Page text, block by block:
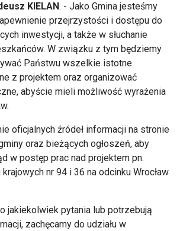
KIELAN. - Jako Gmina jesteśmy
przejrzystości i dostępu do
inwestycji, a także w słuchanie
W związku z tym będziemy
Państwu wszelkie istotne
z projektem oraz organizować
abyście mieli możliwość wyrażenia
oficjalnych źródeł informacji na stronie
oraz bieżących ogłoszeń, aby
w postęp prac nad projektem pn.
nr 94 i 36 na odcinku Wrocław
jakiekolwiek pytania lub potrzebują
zachęcamy do udziału w